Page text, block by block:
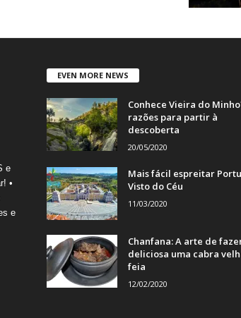
e
•
e
EVEN MORE NEWS
Conhece Vieira do
razões para partir à
descoberta
20/05/2020
Mais fácil espreitar
Visto do Céu
11/03/2020
Chanfana: A arte de
deliciosa uma cabra
feia
12/02/2020